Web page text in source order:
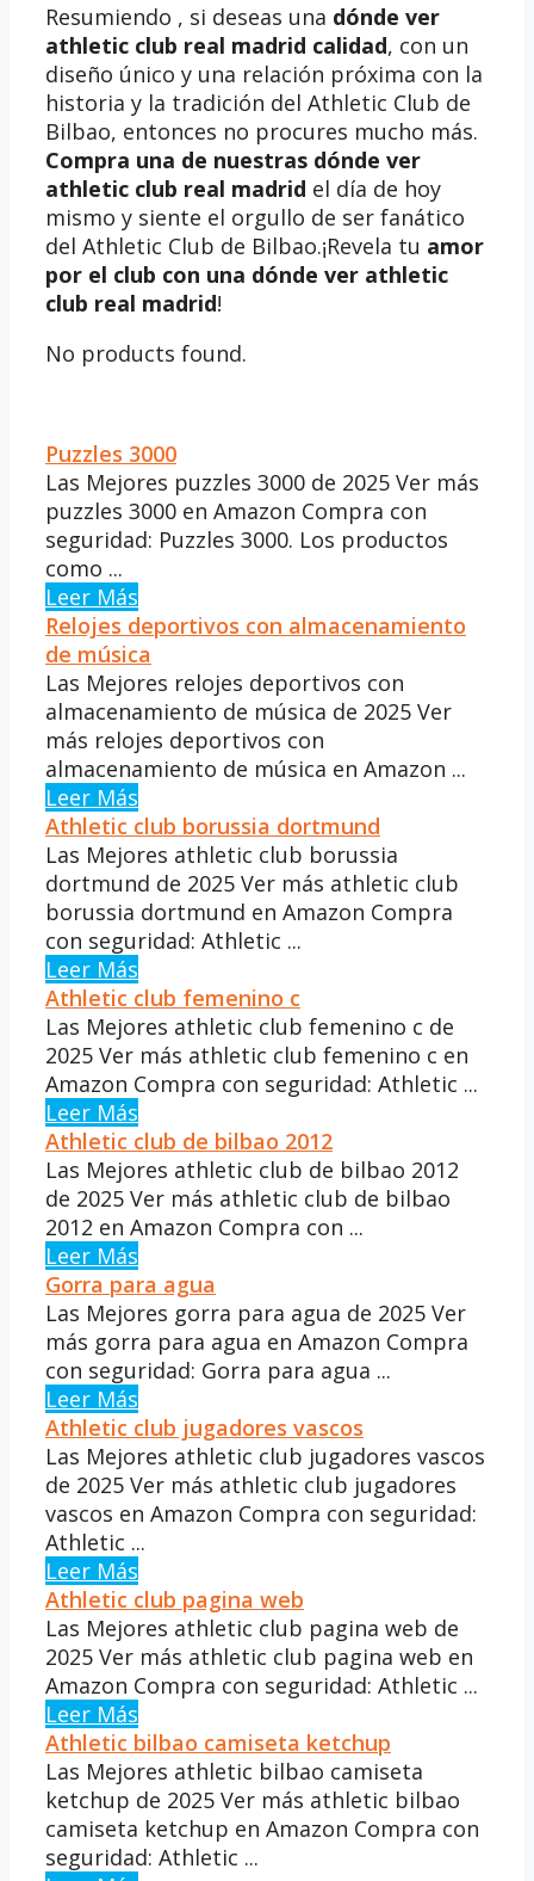
Resumiendo , si deseas una dónde ver
athletic club real madrid calidad, con un
diseño único y una relación próxima con la
historia y la tradición del Athletic Club de
Bilbao, entonces no procures mucho más.
Compra una de nuestras dónde ver
athletic club real madrid el día de hoy
mismo y siente el orgullo de ser fanático
del Athletic Club de Bilbao.¡Revela tu amor
por el club con una dónde ver athletic
club real madrid!
No products found.
Puzzles 3000
Las Mejores puzzles 3000 de 2025 Ver más
puzzles 3000 en Amazon Compra con
seguridad: Puzzles 3000. Los productos
como ...
Leer Más
Relojes deportivos con almacenamiento
de música
Las Mejores relojes deportivos con
almacenamiento de música de 2025 Ver
más relojes deportivos con
almacenamiento de música en Amazon ...
Leer Más
Athletic club borussia dortmund
Las Mejores athletic club borussia
dortmund de 2025 Ver más athletic club
borussia dortmund en Amazon Compra
con seguridad: Athletic ...
Leer Más
Athletic club femenino c
Las Mejores athletic club femenino c de
2025 Ver más athletic club femenino c en
Amazon Compra con seguridad: Athletic ...
Leer Más
Athletic club de bilbao 2012
Las Mejores athletic club de bilbao 2012
de 2025 Ver más athletic club de bilbao
2012 en Amazon Compra con ...
Leer Más
Gorra para agua
Las Mejores gorra para agua de 2025 Ver
más gorra para agua en Amazon Compra
con seguridad: Gorra para agua ...
Leer Más
Athletic club jugadores vascos
Las Mejores athletic club jugadores vascos
de 2025 Ver más athletic club jugadores
vascos en Amazon Compra con seguridad:
Athletic ...
Leer Más
Athletic club pagina web
Las Mejores athletic club pagina web de
2025 Ver más athletic club pagina web en
Amazon Compra con seguridad: Athletic ...
Leer Más
Athletic bilbao camiseta ketchup
Las Mejores athletic bilbao camiseta
ketchup de 2025 Ver más athletic bilbao
camiseta ketchup en Amazon Compra con
seguridad: Athletic ...